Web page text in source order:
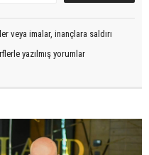
veya imalar, inançlara saldırı
yazılmış yorumlar